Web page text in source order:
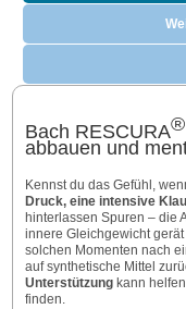
Bach RESCURA®
abbauen und
Kennst du das Gefühl,
Druck, eine intensive
hinterlassen Spuren – die
innere Gleichgewicht
solchen Momenten nach
auf synthetische Mittel
Unterstützungkann
finden.